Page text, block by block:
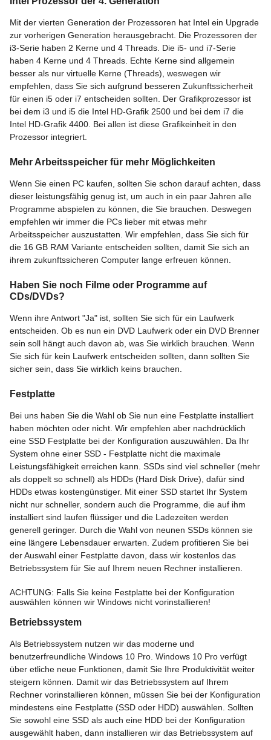
Mit der vierten Generation der Prozessoren hat Intel ein Upgrade
zur vorherigen Generation herausgebracht. Die Prozessoren der
i3-Serie haben 2 Kerne und 4 Threads. Die i5- und i7-Serie
haben 4 Kerne und 4 Threads. Echte Kerne sind allgemein
besser als nur virtuelle Kerne (Threads), weswegen wir
empfehlen, dass Sie sich aufgrund besseren Zukunftssicherheit
für einen i5 oder i7 entscheiden sollten. Der Grafikprozessor ist
bei dem i3 und i5 die Intel HD-Grafik 2500 und bei dem i7 die
Intel HD-Grafik 4400. Bei allen ist diese Grafikeinheit in den
Prozessor integriert.
Mehr Arbeitsspeicher für mehr Möglichkeiten
Wenn Sie einen PC kaufen, sollten Sie schon darauf achten, dass
dieser leistungsfähig genug ist, um auch in ein paar Jahren alle
Programme abspielen zu können, die Sie brauchen. Deswegen
empfehlen wir immer die PCs lieber mit etwas mehr
Arbeitsspeicher auszustatten. Wir empfehlen, dass Sie sich für
die 16 GB RAM Variante entscheiden sollten, damit Sie sich an
ihrem zukunftssicheren Computer lange erfreuen können.
Haben Sie noch Filme oder Programme auf
CDs/DVDs?
Wenn ihre Antwort "Ja" ist, sollten Sie sich für ein Laufwerk
entscheiden. Ob es nun ein DVD Laufwerk oder ein DVD Brenner
sein soll hängt auch davon ab, was Sie wirklich brauchen. Wenn
Sie sich für kein Laufwerk entscheiden sollten, dann sollten Sie
sicher sein, dass Sie wirklich keins brauchen.
Festplatte
Bei uns haben Sie die Wahl ob Sie nun eine Festplatte installiert
haben möchten oder nicht. Wir empfehlen aber nachdrücklich
eine SSD Festplatte bei der Konfiguration auszuwählen. Da Ihr
System ohne einer SSD - Festplatte nicht die maximale
Leistungsfähigkeit erreichen kann. SSDs sind viel schneller (mehr
als doppelt so schnell) als HDDs (Hard Disk Drive), dafür sind
HDDs etwas kostengünstiger. Mit einer SSD startet Ihr System
nicht nur schneller, sondern auch die Programme, die auf ihm
installiert sind laufen flüssiger und die Ladezeiten werden
generell geringer. Durch die Wahl von neunen SSDs können sie
eine längere Lebensdauer erwarten. Zudem profitieren Sie bei
der Auswahl einer Festplatte davon, dass wir kostenlos das
Betriebssystem für Sie auf Ihrem neuen Rechner installieren.
ACHTUNG: Falls Sie keine Festplatte bei der Konfiguration
auswählen können wir Windows nicht vorinstallieren!
Betriebssystem
Als Betriebssystem nutzen wir das moderne und
benutzerfreundliche Windows 10 Pro. Windows 10 Pro verfügt
über etliche neue Funktionen, damit Sie Ihre Produktivität weiter
steigern können. Damit wir das Betriebssystem auf Ihrem
Rechner vorinstallieren können, müssen Sie bei der Konfiguration
mindestens eine Festplatte (SSD oder HDD) auswählen. Sollten
Sie sowohl eine SSD als auch eine HDD bei der Konfiguration
ausgewählt haben, dann installieren wir das Betriebssystem auf